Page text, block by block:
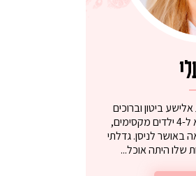
ביטון וברוכים
הבאים לבלוג שלי. אני אמא ל-4 ילדים מקסימים,
באושר לניסן. גדלתי
שלו היתה אוכל...